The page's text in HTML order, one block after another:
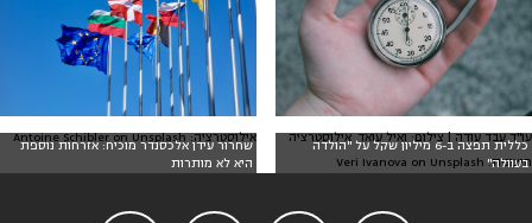
כללית תפצה ב-6 מיליון שקל על "הולדה
בעוולה"
עו"ד עבד עודה | צילום: ואיל עואד. אילוסטרציה
חיצונית: Veri Ivanova on Unsplash
שחרור עידן אלכסנדר מוכיח: אזרחות נוספת
היא לא מותרות
אילוסטרציה: Antoine Schibler on Unsplash